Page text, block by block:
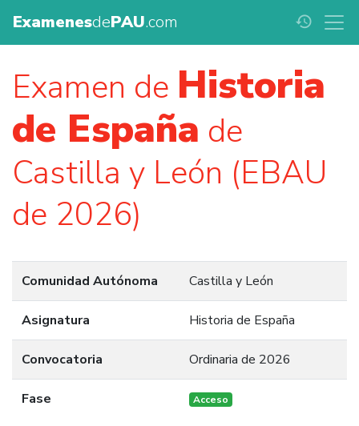
ExamenesdePAU.com history
Examen de Historia
de España de
Castilla y León (EBAU
de 2026)
Comunidad Autónoma Castilla y León
Asignatura Historia de España
Convocatoria Ordinaria de 2026
Fase Acceso